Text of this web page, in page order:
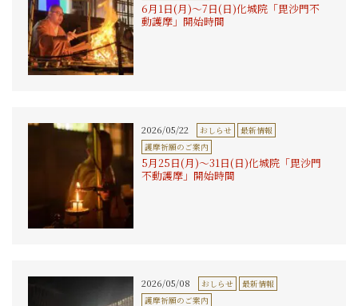
6月1日(月)〜7日(日)化城院「毘沙門不
動護摩」開始時間
2026/05/22 おしらせ
最新情報
護摩祈願のご案内
5月25日(月)〜31日(日)化城院「毘沙門
不動護摩」開始時間
2026/05/08 おしらせ
最新情報
護摩祈願のご案内